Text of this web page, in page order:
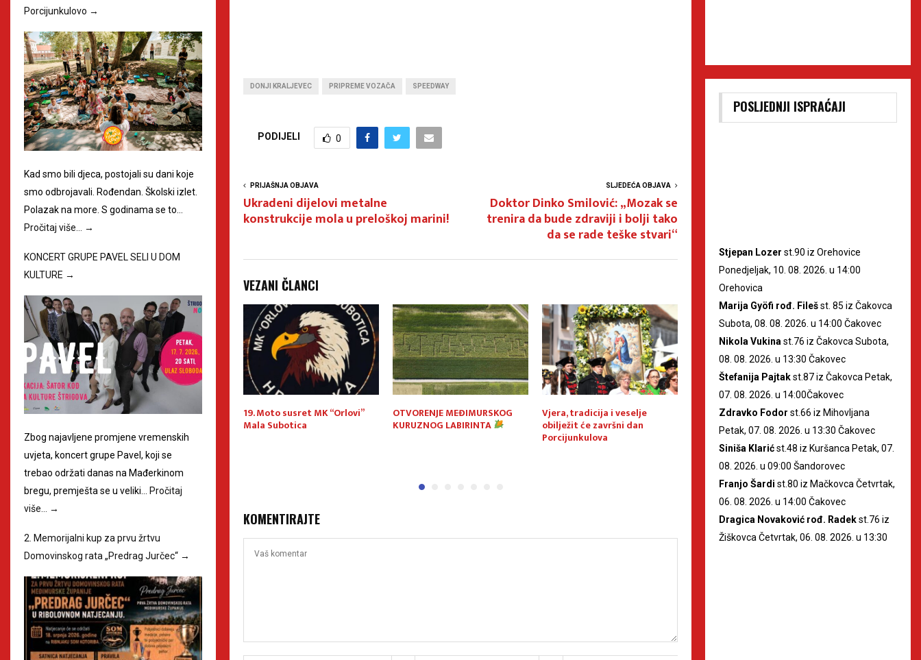
DONJI KRALJEVEC PRIPREME VOZAČA SPEEDWAY
PODIJELI 0
PRIJAŠNJA OBJAVA
Ukradeni dijelovi metalne
konstrukcije mola u preloškoj marini!
SLJEDEĆA OBJAVA
Doktor Dinko Smilović: „Mozak se
trenira da bude zdraviji i bolji tako
da se rade teške stvari“
VEZANI ČLANCI
oživljava Velika rasprodaja u Humani
za ljude i okoliš
19. Moto susret MK “Orlovi”
Mala Subotica
OTVORENJE MEĐIMURSKOG
KURUZNOG LABIRINTA
Vjera, tradicija i veselje
obilježit će završni dan
Porcijunkulova
Porcijunkulovo 2026. –
Subotnji program događanja za
KOMENTIRAJTE
Porcijunkulovo →
Kad smo bili djeca, postojali su dani koje
smo odbrojavali. Rođendan. Školski izlet.
Polazak na more. S godinama se to…
Pročitaj više…
→
KONCERT GRUPE PAVEL SELI U DOM
KULTURE →
Zbog najavljene promjene vremenskih
uvjeta, koncert grupe Pavel, koji se
trebao održati danas na Mađerkinom
bregu, premješta se u veliki…
Pročitaj
više…
→
2. Memorijalni kup za prvu žrtvu
Domovinskog rata „Predrag Jurčec“ →
POSLJEDNJI ISPRAĆAJI
Stjepan Lozer st.90 iz Orehovice
Ponedjeljak, 10. 08. 2026. u 14:00
Orehovica
Marija Gyöfi rođ. Filešst. 85 iz Čakovca
Subota, 08. 08. 2026. u 14:00 Čakovec
Nikola Vukina st.76 iz Čakovca Subota,
08. 08. 2026. u 13:30 Čakovec
Štefanija Pajtakst.87 iz Čakovca Petak,
07. 08. 2026. u 14:00Čakovec
Zdravko Fodor st.66 iz Mihovljana
Petak, 07. 08. 2026. u 13:30 Čakovec
Siniša Klarićst.48 iz Kuršanca Petak, 07.
08. 2026. u 09:00 Šandorovec
Franjo Šardi st.80 iz Mačkovca Četvrtak,
06. 08. 2026. u 14:00 Čakovec
Dragica Novaković rođ. Radekst.76 iz
Žiškovca Četvrtak, 06. 08. 2026. u 13:30